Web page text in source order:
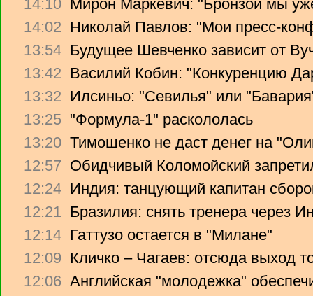
14:10 Мирон Маркевич: "Бронзой мы
14:02 Николай Павлов: "Мои пресс-
13:54 Будущее Шевченко зависит от
13:42 Василий Кобин: "Конкуренцию
13:32 Илсиньо: "Севилья" или
13:25 "Формула-1" раскололась
13:20 Тимошенко не даст денег на
12:57 Обидчивый Коломойский
12:24 Индия: танцующий капитан
12:21 Бразилия: снять тренера через
12:14 Гаттузо остается в "Милане"
12:09 Кличко – Чагаев: отсюда выход
12:06 Английская "молодежка"